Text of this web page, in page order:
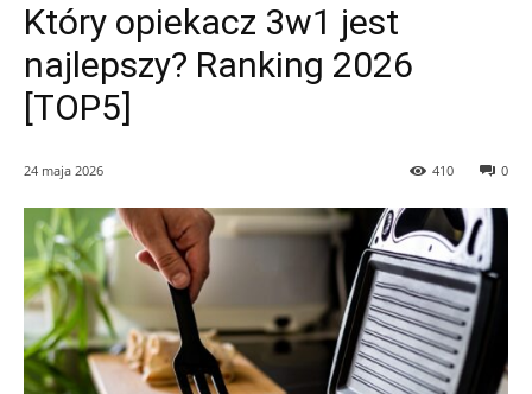
Który opiekacz 3w1 jest
najlepszy? Ranking 2026
[TOP5]
24 maja 2026 0
410